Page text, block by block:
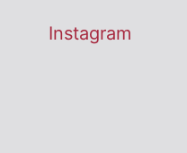
Instagram